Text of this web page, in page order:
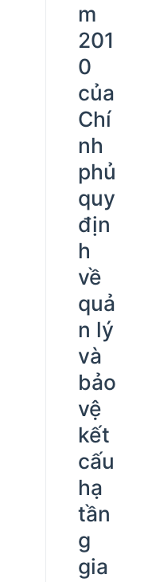
m
201
0
của
Chí
nh
phủ
quy
địn
h
về
quả
n lý
và
bảo
vệ
kết
cấu
hạ
tần
g
gia